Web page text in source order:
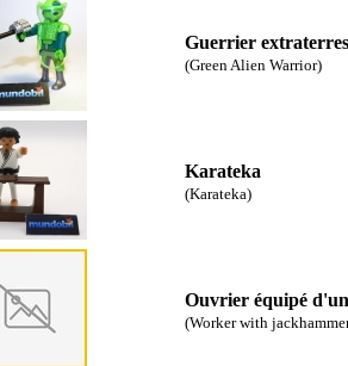
Guerrier
(Green Alien Warrior)
Karateka
(Karateka)
Ouvrier équipé
(Worker with